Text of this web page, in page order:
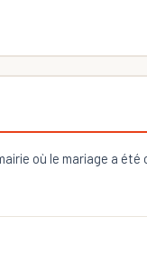
où le mariage a été